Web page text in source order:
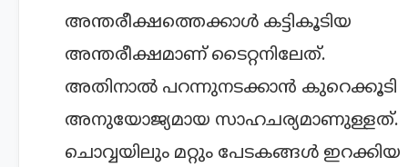
അന്തരീക്ഷത്തെക്കാള്‍ കട്ടികൂടിയ
അന്തരീക്ഷമാണ് ടൈറ്റനിലേത്.
അതിനാല്‍ പറന്നുനടക്കാന്‍ കുറെക്കൂടി
അനുയോജ്യമായ സാഹചര്യമാണുള്ളത്.
ചൊവ്വയിലും മറ്റും പേടകങ്ങള്‍ ഇറക്കിയ